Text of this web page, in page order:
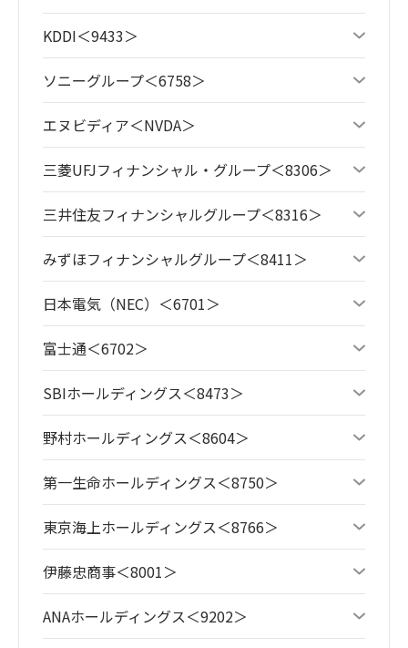
KDDI＜9433＞
ソニーグループ＜6758＞
エヌビディア＜NVDA＞
三菱UFJフィナンシャル・グループ＜8306＞
三井住友フィナンシャルグループ＜8316＞
みずほフィナンシャルグループ＜8411＞
日本電気（NEC）＜6701＞
富士通＜6702＞
SBIホールディングス＜8473＞
野村ホールディングス＜8604＞
第一生命ホールディングス＜8750＞
東京海上ホールディングス＜8766＞
伊藤忠商事＜8001＞
ANAホールディングス＜9202＞